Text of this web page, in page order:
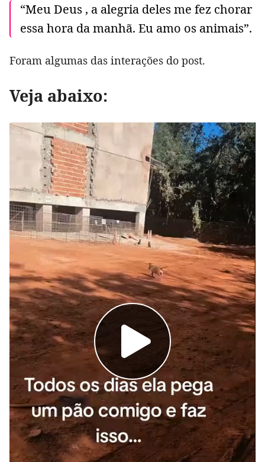
“Meu Deus , a alegria deles me fez chorar
essa hora da manhã. Eu amo os animais”.
Foram algumas das interações do post.
Veja abaixo: